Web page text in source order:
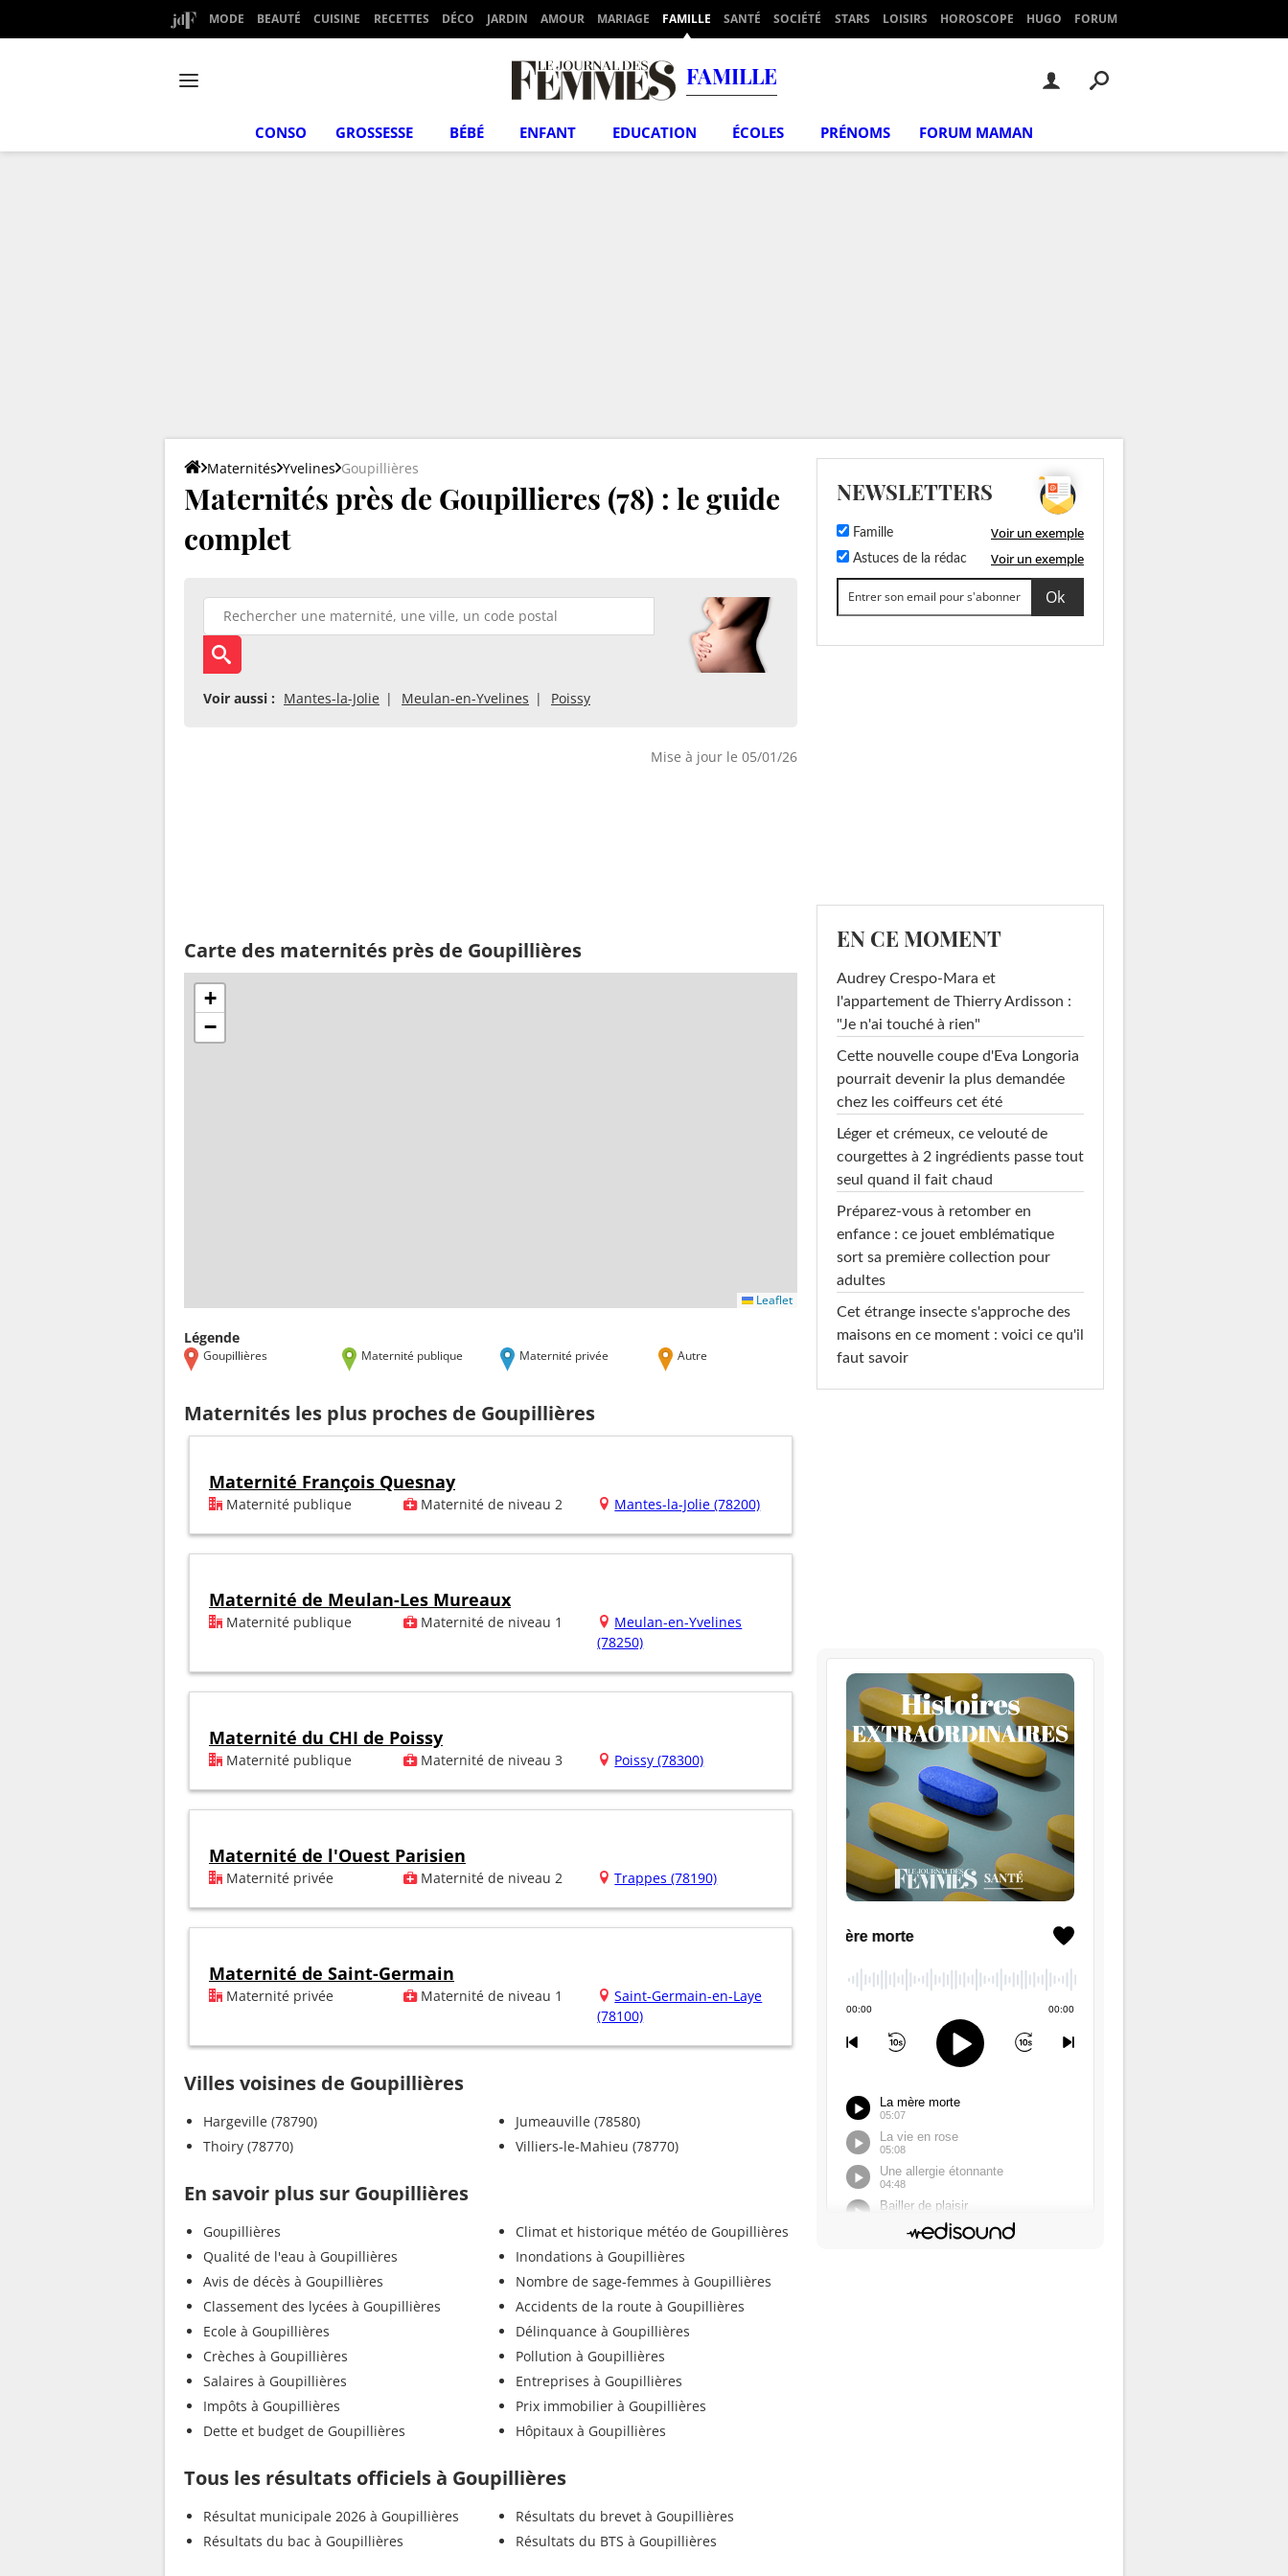
MODE BEAUTÉ CUISINE RECETTES DÉCO JARDIN AMOUR MARIAGE FAMILLE SANTÉ SOCIÉTÉ STARS LOISIRS HOROSCOPE HUGO FORUM
FAMILLE
CONSO GROSSESSE BÉBÉ ENFANT EDUCATION ÉCOLES PRÉNOMS FORUM MAMAN
Maternités Yvelines Goupillières
Maternités près de Goupillieres (78) : le guide
complet
Voir aussi : Mantes-la-Jolie Meulan-en-Yvelines Poissy
Mise à jour le 05/01/26
Carte des maternités près de Goupillières
+
−
Leaflet
Légende
Goupillières Maternité publique Maternité privée Autre
Maternités les plus proches de Goupillières
Maternité François Quesnay
Maternité publique Maternité de niveau 2 Mantes-la-Jolie (78200)
Maternité de Meulan-Les Mureaux
Maternité publique Maternité de niveau 1
Meulan-en-Yvelines
(78250)
Maternité du CHI de Poissy
Maternité publique Maternité de niveau 3 Poissy (78300)
Maternité de l'Ouest Parisien
Maternité privée Maternité de niveau 2 Trappes (78190)
Maternité de Saint-Germain
Maternité privée Maternité de niveau 1
Saint-Germain-en-Laye
(78100)
Villes voisines de Goupillières
Hargeville (78790)
Thoiry (78770)
Jumeauville (78580)
Villiers-le-Mahieu (78770)
En savoir plus sur Goupillières
Goupillières
Qualité de l'eau à Goupillières
Avis de décès à Goupillières
Classement des lycées à Goupillières
Ecole à Goupillières
Crèches à Goupillières
Salaires à Goupillières
Impôts à Goupillières
Dette et budget de Goupillières
Climat et historique météo de Goupillières
Inondations à Goupillières
Nombre de sage-femmes à Goupillières
Accidents de la route à Goupillières
Délinquance à Goupillières
Pollution à Goupillières
Entreprises à Goupillières
Prix immobilier à Goupillières
Hôpitaux à Goupillières
Tous les résultats officiels à Goupillières
Résultat municipale 2026 à Goupillières
Résultats du bac à Goupillières
Résultats du brevet à Goupillières
Résultats du BTS à Goupillières
NEWSLETTERS
Famille Voir un exemple
Astuces de la rédac Voir un exemple
EN CE MOMENT
Audrey Crespo-Mara et
l'appartement de Thierry Ardisson :
"Je n'ai touché à rien"
Cette nouvelle coupe d'Eva Longoria
pourrait devenir la plus demandée
chez les coiffeurs cet été
Léger et crémeux, ce velouté de
courgettes à 2 ingrédients passe tout
seul quand il fait chaud
Préparez-vous à retomber en
enfance : ce jouet emblématique
sort sa première collection pour
adultes
Cet étrange insecte s'approche des
maisons en ce moment : voici ce qu'il
faut savoir